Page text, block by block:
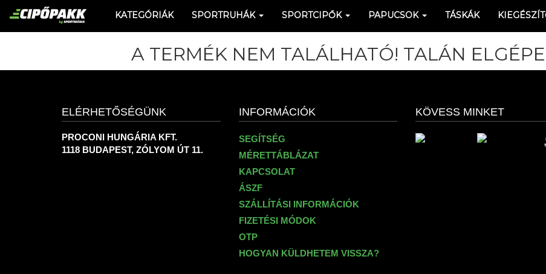
KATEGÓRIÁK SPORTRUHÁK SPORTCIPŐK PAPUCSOK TÁSKÁK
A TERMÉK NEM TALÁLHATÓ! TALÁN
ELÉRHETŐSÉGÜNK
PROCONI HUNGÁRIA KFT.
1118 BUDAPEST, ZÓLYOM ÚT 11.
INFORMÁCIÓK
SEGÍTSÉG
MÉRETTÁBLÁZAT
KAPCSOLAT
ÁSZF
SZÁLLÍTÁSI INFORMÁCIÓK
FIZETÉSI MÓDOK
OTP
HOGYAN KÜLDHETEM VISSZA?
KÖVESS MINKET